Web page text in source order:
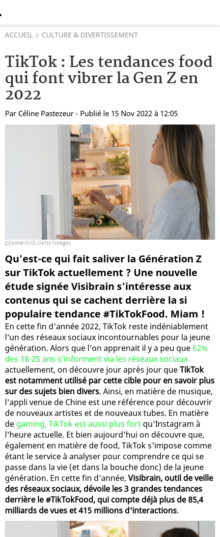
ACCUEIL CULTURE & DIVERTISSEMENT
TikTok : Les tendances food
qui font vibrer la Gen Z en
2022
Par Céline Pastezeur - Publié le 15 Nov 2022 à 12:05
Jamie Grill, Getty Images
Qu'est-ce qui fait saliver la Génération Z
sur TikTok actuellement ? Une nouvelle
étude signée Visibrain s'intéresse aux
contenus qui se cachent derrière la si
populaire tendance #TikTokFood. Miam !
En cette fin d'année 2022, TikTok reste indéniablement
l'un des réseaux sociaux incontournables pour la jeune
génération. Alors que l'on apprenait il y a peu que 62%
des 18-25 ans s'informent via les réseaux sociaux
actuellement, on découvre jour après jour queTikTok
est notamment utilisé par cette cible pour en savoir plus
sur des sujets bien divers. Ainsi, en matière de musique,
l'appli venue de Chine est une référence pour découvrir
de nouveaux artistes et de nouveaux tubes. En matière
de gaming, TikTok est aussi plus fort qu'Instagram à
l'heure actuelle. Et bien aujourd'hui on découvre que,
également en matière de food, TikTok s'impose comme
étant le service à analyser pour comprendre ce qui se
passe dans la vie (et dans la bouche donc) de la jeune
génération. En cette fin d'année, Visibrain, outil de veille
des réseaux sociaux, dévoile les 3 grandes tendances
derrière le #TikTokFood, qui compte déjà plus de 85,4
milliards de vues et 415 millions d'interactions.